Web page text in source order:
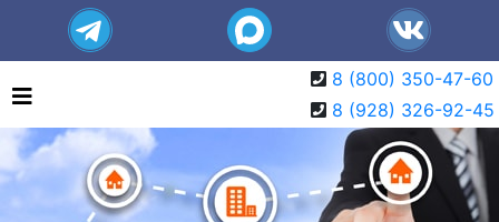
8 (800) 350-47-60
8 (928) 326-92-45